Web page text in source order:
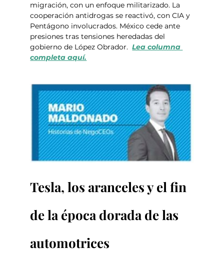
migración, con un enfoque militarizado. La
cooperación antidrogas se reactivó, con CIA y
Pentágono involucrados. México cede ante
presiones tras tensiones heredadas del
gobierno de López Obrador. Lea columna
completa aquí.
Tesla, los aranceles y el fin
de la época dorada de las
automotrices